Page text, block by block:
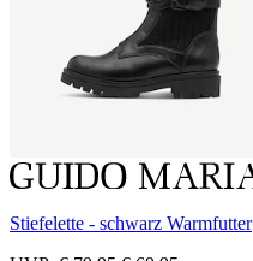
Stiefelette - schwarz Warmfutter